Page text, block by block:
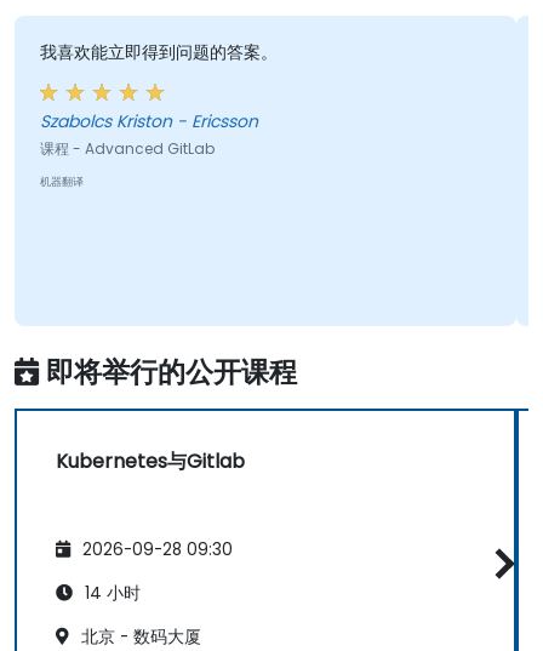
我喜欢能立即得到问题的答案。
Szabolcs Kriston - Ericsson
课程 - Advanced GitLab
机器翻译
即将举行的公开课程
Kubernetes与Gitlab
2026-09-28 09:30
14 小时
北京 - 数码大厦